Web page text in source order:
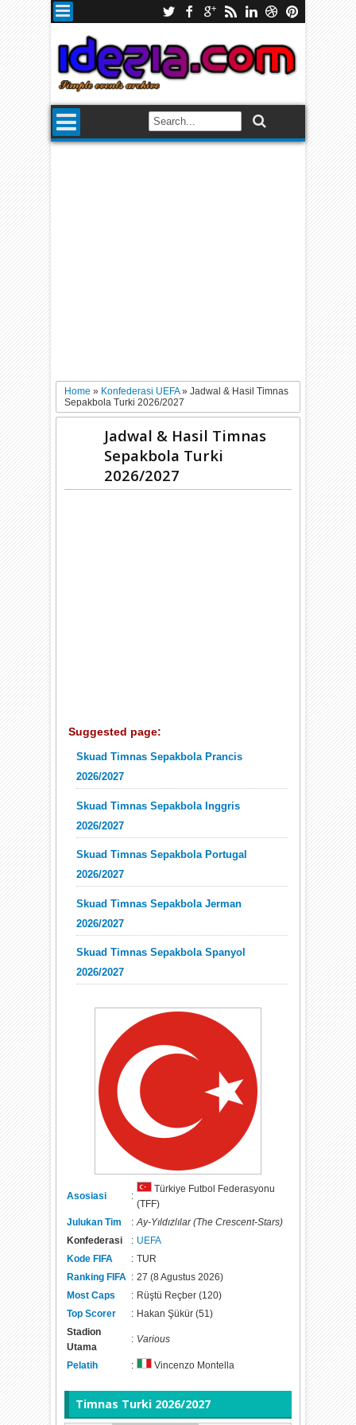
Home» Konfederasi UEFA»Jadwal & Hasil Timnas
Sepakbola Turki 2026/2027
Jadwal & Hasil Timnas
Sepakbola Turki
2026/2027
Suggested page:
Skuad Timnas Sepakbola Prancis
2026/2027
Skuad Timnas Sepakbola Inggris
2026/2027
Skuad Timnas Sepakbola Portugal
2026/2027
Skuad Timnas Sepakbola Jerman
2026/2027
Skuad Timnas Sepakbola Spanyol
2026/2027
Asosiasi :
Türkiye Futbol Federasyonu
(TFF)
Julukan Tim
: Ay-Yıldızlılar (The Crescent-Stars)
Konfederasi
: UEFA
Kode FIFA
: TUR
Ranking FIFA : 27 (8 Agustus 2026)
Most Caps
: Rüştü Reçber (120)
Top Scorer
: Hakan Şükür (51)
Stadion
Utama
: Various
Pelatih : Vincenzo Montella
Timnas Turki 2026/2027